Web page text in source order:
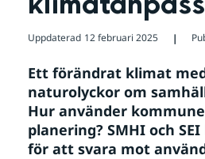
Uppdaterad 12 februari 2025 ❘
Ett förändrat klimat
naturolyckor om
Hur använder
planering? SMHI och
för att svara mot